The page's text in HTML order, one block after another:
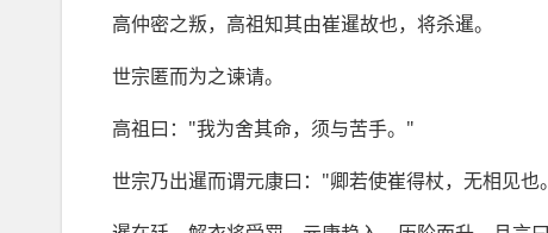
高仲密之叛，高祖知其由崔暹故也，将杀暹。
世宗匿而为之谏请。
高祖曰："我为舍其命，须与苦手。"
世宗乃出暹而谓元康曰："卿若使崔得杖，无相见也